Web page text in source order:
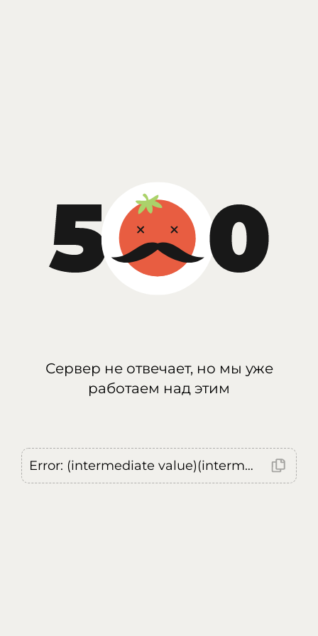
Сервер не отвечает, но мы уже
работаем над этим
Error: (intermediate value)(intermediate value)(intermediate value).replaceAll is not a function